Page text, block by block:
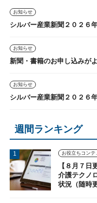
お知らせ
シルバー産業新聞２０２６
お知らせ
新聞・書籍のお申し込みが
お知らせ
シルバー産業新聞２０２６
週間ランキング
【８月７
介護テクノ
状況（随時